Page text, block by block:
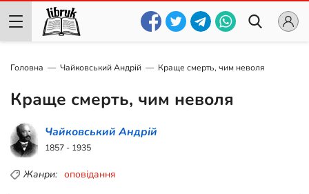
Головна Чайковський Андрій Краще смерть, чим неволя
Краще смерть, чим неволя
Чайковський Андрій
1857 - 1935
Жанри: оповідання